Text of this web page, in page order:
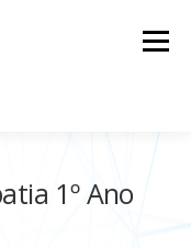
Menu
1º Ano